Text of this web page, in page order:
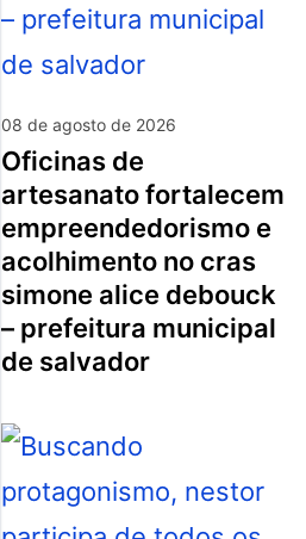
08 de agosto de 2026
oficinas de
artesanato fortalecem
empreendedorismo e
acolhimento no cras
simone alice debouck
– prefeitura municipal
de salvador